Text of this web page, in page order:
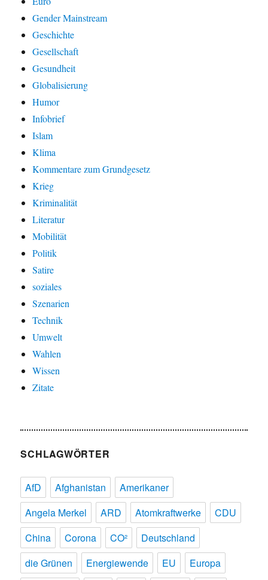
Gender Mainstream
Geschichte
Gesellschaft
Gesundheit
Globalisierung
Humor
Infobrief
Islam
Klima
Kommentare zum Grundgesetz
Krieg
Kriminalität
Literatur
Mobilität
Politik
Satire
soziales
Szenarien
Technik
Umwelt
Wahlen
Wissen
Zitate
SCHLAGWÖRTER
AfD Afghanistan
Amerikaner
Angela Merkel
ARD Atomkraftwerke
CDU
China
Corona CO²
Deutschland
die Grünen
Energiewende EU
Europa